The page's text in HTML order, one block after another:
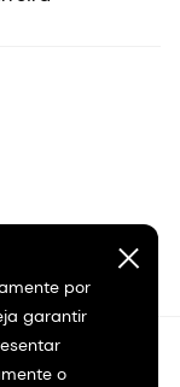
por
garantir
o
reservados.